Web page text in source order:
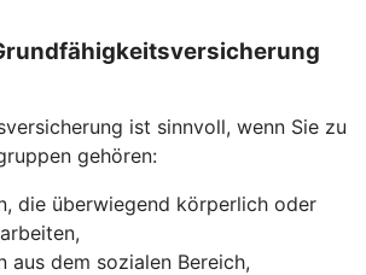
ist sinnvoll, wenn Sie zu
gehören:
die überwiegend körperlich oder
aus dem sozialen Bereich,